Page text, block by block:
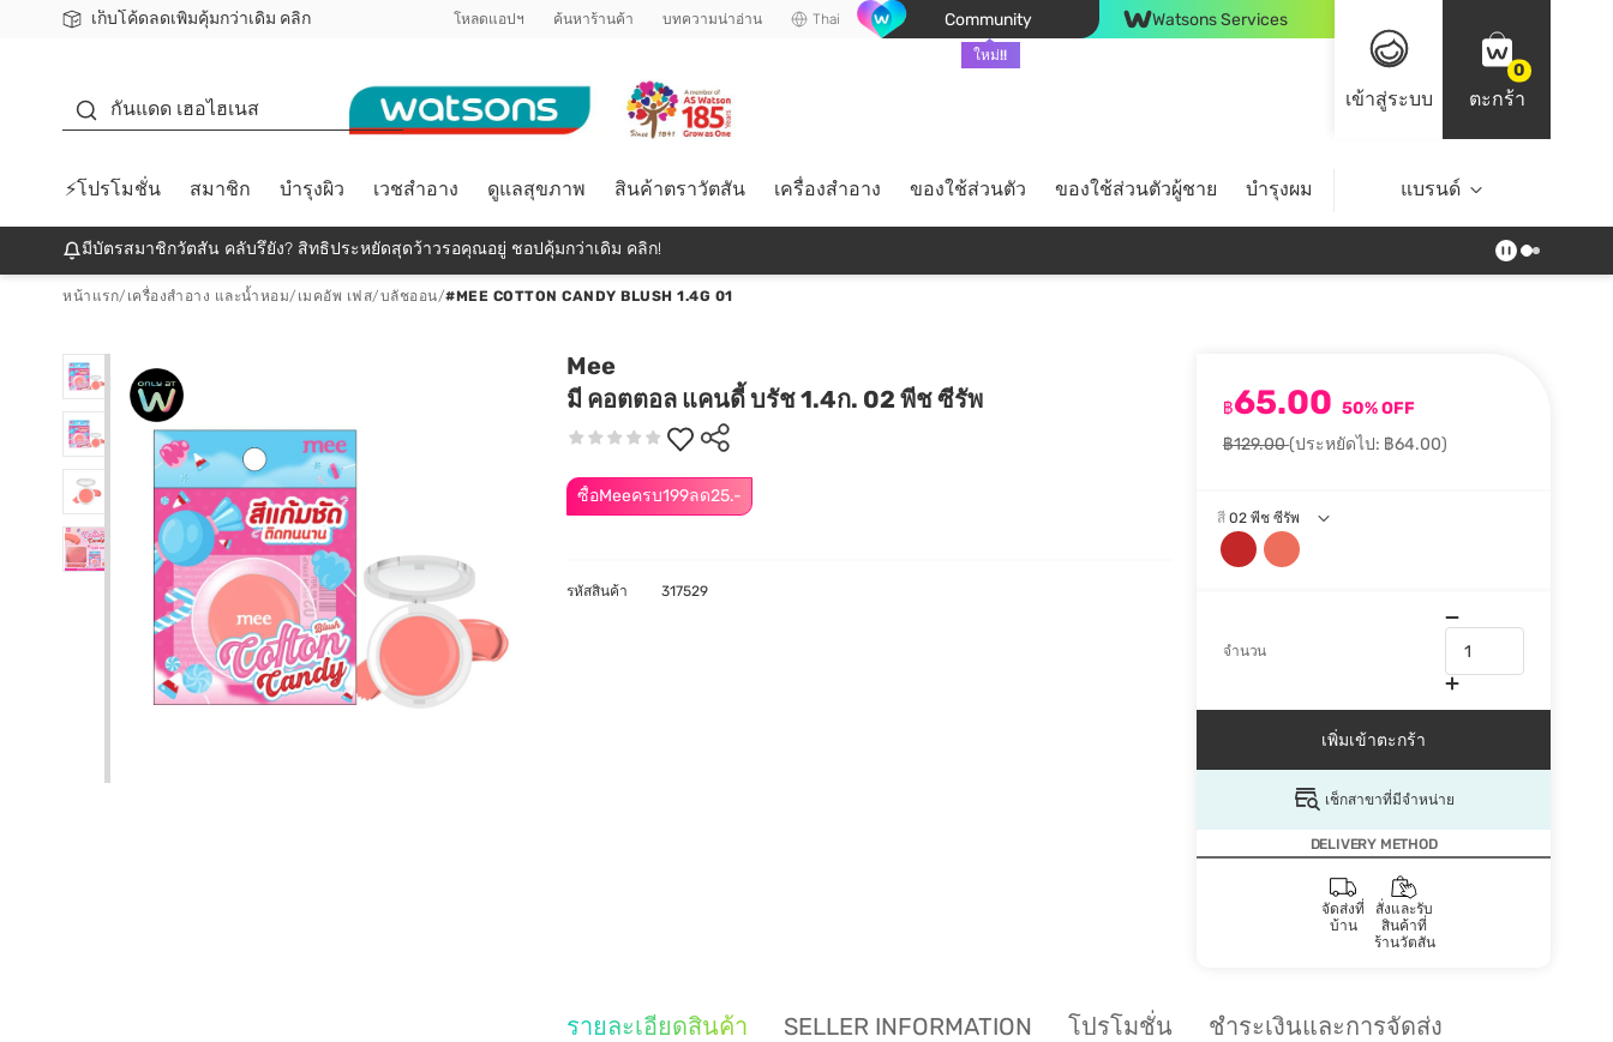
เก็บโค้ดลดเพิ่มคุ้มกว่าเดิม คลิก
ชอปออนไลน์ครั้งแรก ลดเพิ่มจุก ๆ 10%! 🎉
📦ส่งฟรี! เมื่อชอป 499฿
สมาชิกวัตสัน คลับดียังไง? โหลดแอปฯ ค้นหาร้านค้า บทความน่าอ่าน Thai Community
ใหม่!!
Watsons Services
เข้าสู่ระบบ
0
ตะกร้า
กันแดด เฮอไฮเนส
⚡โปรโมชั่น สมาชิก บำรุงผิว เวชสำอาง ดูแลสุขภาพ สินค้าตราวัตสัน เครื่องสำอาง ของใช้ส่วนตัว ของใช้ส่วนตัวผู้ชาย บำรุงผม ไลฟ์สไตล์ Top Brands
แบรนด์
มีบัตรสมาชิกวัตสัน คลับรึยัง? สิทธิประหยัดสุดว้าวรอคุณอยู่ ชอปคุ้มกว่าเดิม คลิก!
หน้าแรก/ เครื่องสำอาง และน้ำหอม/ เมคอัพ เฟส/บลัชออน/#MEE COTTON CANDY BLUSH 1.4G 01
Mee
มี คอตตอล แคนดี้ บรัช 1.4ก. 02 พีช ซีรัพ
ซื้อMeeครบ199ลด25.-
฿65.00 50% OFF
฿129.00(ประหยัดไป: ฿64.00)
สี 02 พีช ซีรัพ
จำนวน
เพิ่มเข้าตะกร้า
เช็กสาขาที่มีจำหน่าย
DELIVERY METHOD
จัดส่งที่
บ้าน
สั่งและรับ
สินค้าที่
ร้านวัตสัน
รหัสสินค้า 317529
รายละเอียดสินค้า SELLER INFORMATION โปรโมชั่น ชำระเงินและการจัดส่ง